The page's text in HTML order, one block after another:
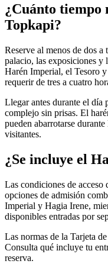
¿Cuánto tiempo
Topkapi?
Reserve al menos de dos a
palacio, las exposiciones y
Harén Imperial, el Tesoro
requerir de tres a cuatro
Llegar antes durante el día
complejo sin prisas. El
pueden abarrotarse
visitantes.
¿Se incluye el
Las condiciones de acceso
opciones de admisión
Imperial y Hagia Irene,
disponibles entradas por
Las normas de la Tarjeta
Consulta qué incluye tu
reserva.